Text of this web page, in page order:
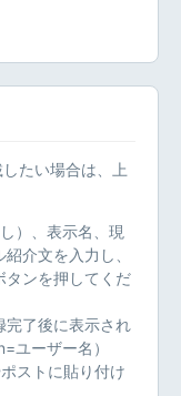
たい場合は、上
）、表示名、現
介文を入力し、
タンを押してくだ
完了後に表示され
ユーザー名）
ストに貼り付け